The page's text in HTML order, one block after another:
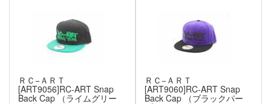
ＲＣ−ＡＲＴ
[ART9056]RC-ART Snap
Back Cap （ライムグリー
ＲＣ−ＡＲＴ
[ART9060]RC-ART Snap
Back Cap （ブラックパー